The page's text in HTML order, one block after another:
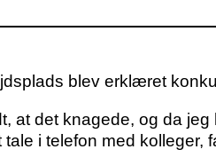
blev erklæret
at det knagede, og da
i telefon med kolleger,